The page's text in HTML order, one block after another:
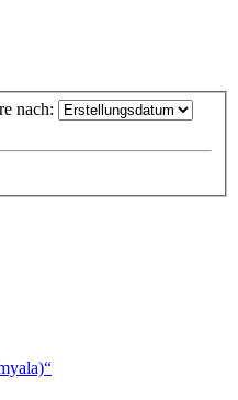
nach: